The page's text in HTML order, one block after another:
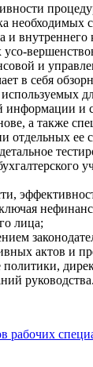
необходимых
и
и
в себя
информации и
а также
отдельных ее
лица;
актов и
политики,
руководства.
рабочих